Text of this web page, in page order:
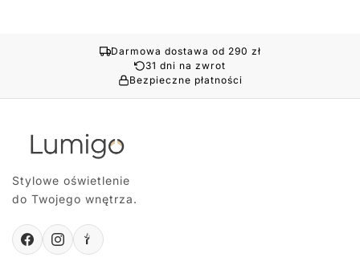
Darmowa dostawa od 290 zł
31 dni na zwrot
Bezpieczne płatności
Stylowe oświetlenie
do Twojego wnętrza.